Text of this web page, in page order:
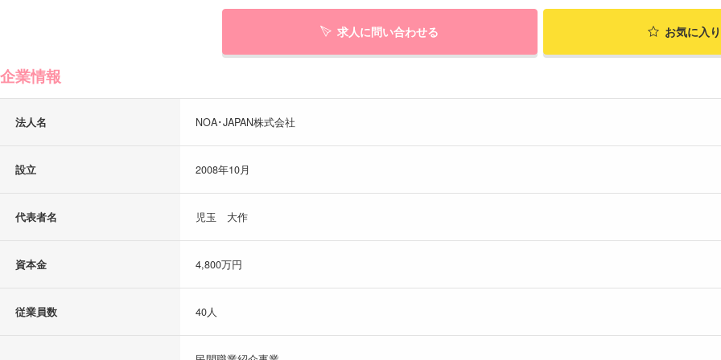
求人に問い合わせる お気に入
企業情報
法人名 NOA･JAPAN株式会社
設立 2008年10月
代表者名 児玉 大作
資本金 4,800万円
従業員数 40人